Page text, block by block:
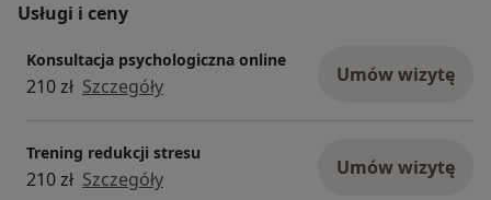
Usługi i ceny
Konsultacja psychologiczna online
210 zł Szczegóły Umów wizytę
Trening redukcji stresu
210 zł Szczegóły Umów wizytę